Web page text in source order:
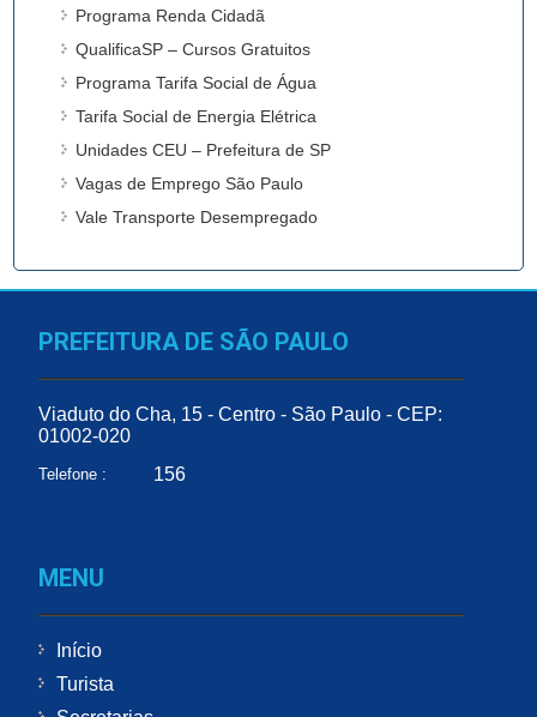
Programa Renda Cidadã
QualificaSP – Cursos Gratuitos
Programa Tarifa Social de Água
Tarifa Social de Energia Elétrica
Unidades CEU – Prefeitura de SP
Vagas de Emprego São Paulo
Vale Transporte Desempregado
PREFEITURA DE SÃO PAULO
Viaduto do Cha, 15 - Centro - São Paulo - CEP:
01002-020
Telefone : 156
MENU
Início
Turista